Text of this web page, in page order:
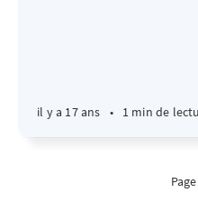
il y a 17 ans • 1 min de